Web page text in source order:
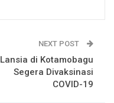
NEXT POST
Lansia di Kotamobagu
Segera Divaksinasi
COVID-19